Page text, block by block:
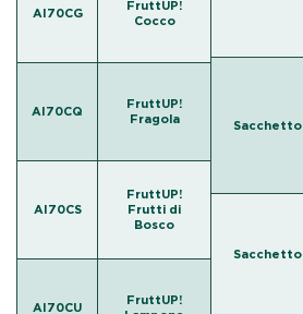
AI70CG
FruttUP!
Cocco
AI70CQ
FruttUP!
Fragola
AI70CS
FruttUP!
Frutti di
Bosco
AI70CU
FruttUP!
Sacchetto
Sacchetto